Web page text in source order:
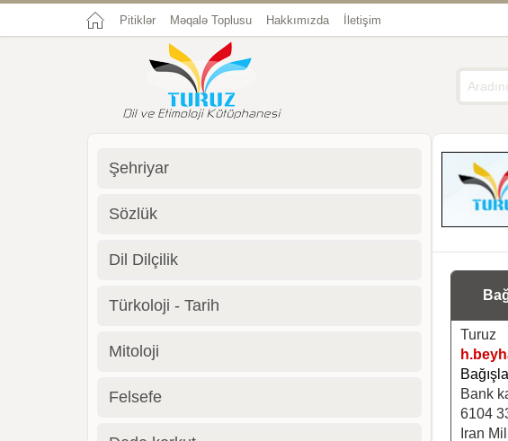
Pitiklər Məqalə Toplusu Hakkımızda İletişim
Bank
6104
Iran
Şehriyar
Sözlük
Dil Dilçilik
Türkoloji - Tarih
Mitoloji
Felsefe